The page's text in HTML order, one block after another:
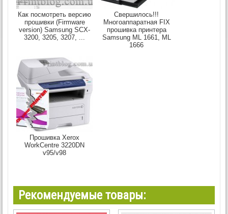
Как посмотреть версию
прошивки (Firmware
version) Samsung SCX-
3200, 3205, 3207, ...
Свершилось!!!
Многоаппаратная FIX
прошивка принтера
Samsung ML 1661, ML
1666
Прошивка Xerox
WorkCentre 3220DN
v95/v98
Рекомендуемые товары: